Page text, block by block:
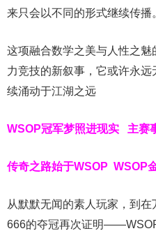
来只会以不同的形式继续传播
这项融合数学之美与人性之
力竞技的新叙事，它或许永
续涌动于江湖之远
WSOP冠军梦照进现实 主赛
传奇之路始于WSOP WSOP
从默默无闻的素人玩家，到
666的夺冠再次证明